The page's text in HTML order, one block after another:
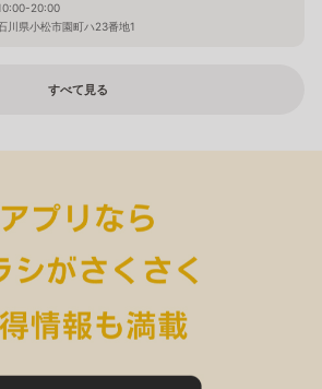
20:00
川県小松市園町ハ23番地1
すべて見る